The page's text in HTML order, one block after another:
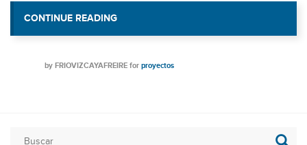
CONTINUE READING
by FRIOVIZCAYAFREIRE for proyectos